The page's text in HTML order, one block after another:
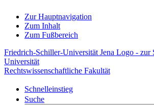
Zur Hauptnavigation
Zum Inhalt
Zum Fußbereich
Friedrich-Schiller-Universität Jena Logo - zur
Universität
Rechtswissenschaftliche Fakultät
Schnelleinstieg
Suche